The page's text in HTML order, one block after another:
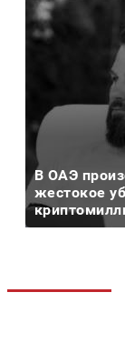
В ОАЭ
жестокое